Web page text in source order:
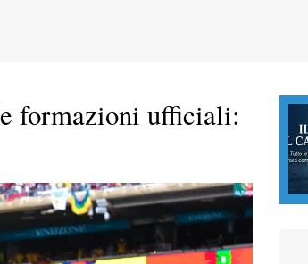
formazioni ufficiali: